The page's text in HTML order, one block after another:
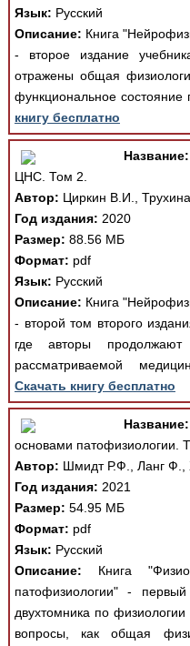
Язык: Русский
Описание: Книга
- второе издание
отражены общая
функциональное состояние
книгу бесплатно
Название:
ЦНС. Том 2.
Автор: Циркин В.И.,
Год издания: 2020
Размер: 88.56 МБ
Формат: pdf
Язык: Русский
Описание: Книга
- второй том второго
где авторы
рассматриваемой
Скачать книгу бесплатно
Название:
основами патофизиологии.
Автор: Шмидт Р.Ф., Ланг Ф.,
Год издания: 2021
Размер: 54.95 МБ
Формат: pdf
Язык: Русский
Описание: Книга
патофизиологии" -
двухтомника по
вопросы, как общая